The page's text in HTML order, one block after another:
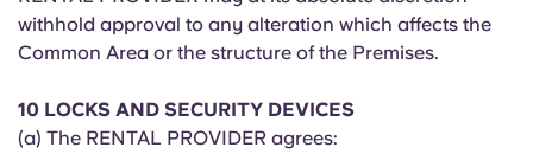
withhold approval to any alteration which affects the
Common Area or the structure of the Premises.
10 LOCKS AND SECURITY DEVICES
(a) The RENTAL PROVIDER agrees: